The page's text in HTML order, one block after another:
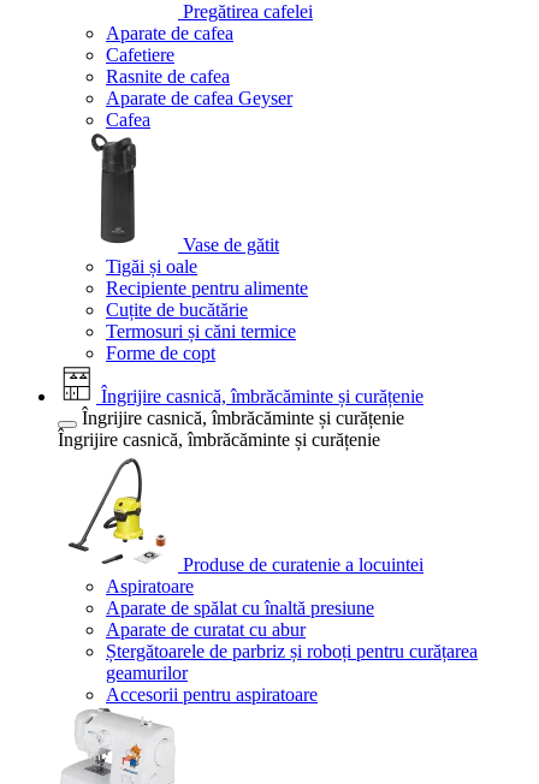
Pregătirea cafelei
Aparate de cafea
Cafetiere
Rasnite de cafea
Aparate de cafea Geyser
Cafea
Vase de gătit
Tigăi și oale
Recipiente pentru alimente
Cuțite de bucătărie
Termosuri și căni termice
Forme de copt
Îngrijire casnică, îmbrăcăminte și curățenie
Îngrijire casnică, îmbrăcăminte și curățenie
Îngrijire casnică, îmbrăcăminte și curățenie
Produse de curatenie a locuintei
Aspiratoare
Aparate de spălat cu înaltă presiune
Aparate de curatat cu abur
Ștergătoarele de parbriz și roboți pentru curățarea
geamurilor
Accesorii pentru aspiratoare